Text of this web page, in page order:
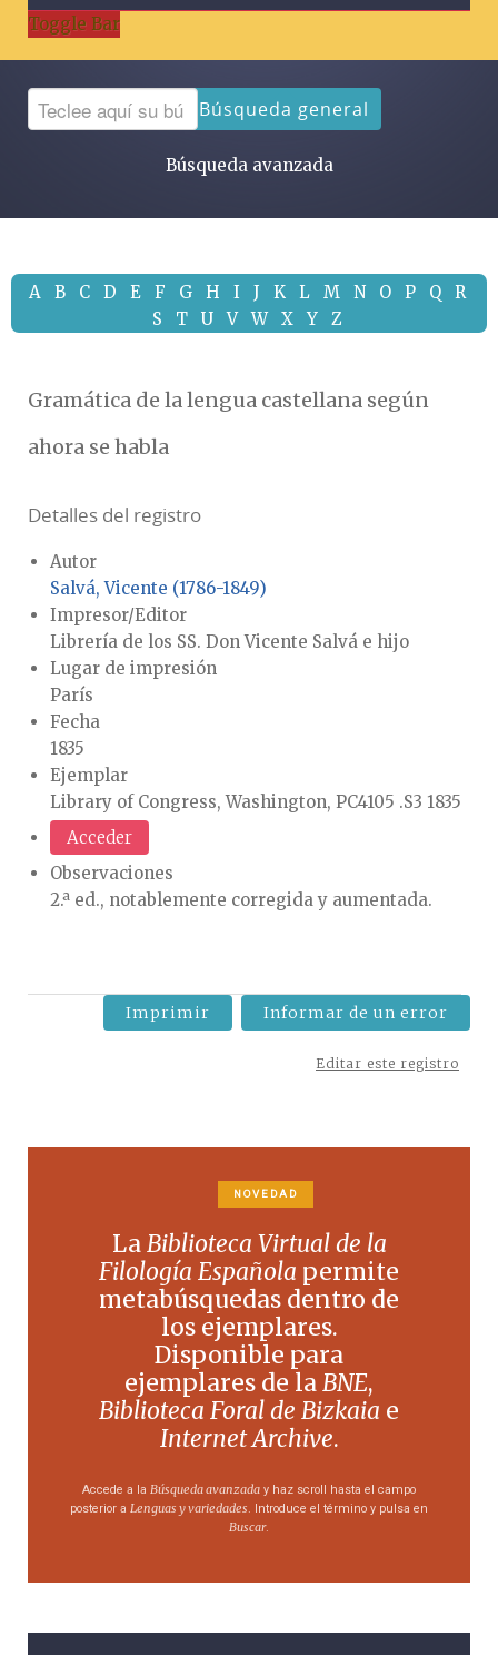
Toggle Bar
Búsqueda general
Búsqueda avanzada
A B C D E F G H I J K L M N O P Q
R
S
T U V W X Y Z
Gramática de la lengua castellana según
ahora se habla
Detalles del registro
Autor
Salvá, Vicente (1786-1849)
Impresor/Editor
Librería de los SS. Don Vicente Salvá e hijo
Lugar de impresión
París
Fecha
1835
Ejemplar
Library of Congress, Washington, PC4105 .S3 1835
Acceder
Observaciones
2.ª ed., notablemente corregida y aumentada.
Imprimir Informar de un error
Editar este registro
NOVEDAD
LaBiblioteca Virtual de la
Filología Española permite
metabúsquedas dentro de
los ejemplares.
Disponible para
ejemplares de laBNE,
Biblioteca Foral de Bizkaia e
Internet Archive.
Accede a la Búsqueda avanzada y haz scroll hasta el campo
posterior a Lenguas y variedades . Introduce el término y pulsa en
Buscar.